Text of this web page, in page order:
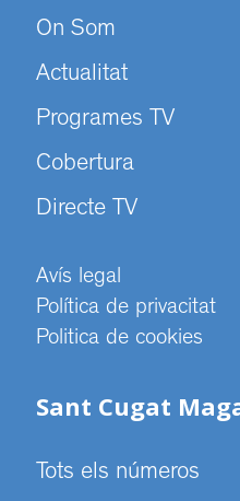
On Som
Actualitat
Programes TV
Cobertura
Directe TV
Avís legal
Política de privacitat
Politica de cookies
Sant Cugat
Tots els números